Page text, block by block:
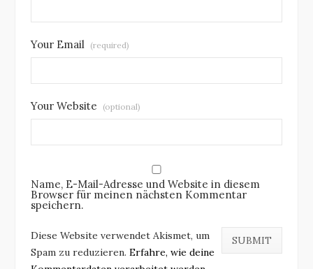
Your Email (required)
Your Website (optional)
Name, E-Mail-Adresse und Website in diesem
Browser für meinen nächsten Kommentar
speichern.
Diese Website verwendet Akismet, um
Spam zu reduzieren. Erfahre, wie deine